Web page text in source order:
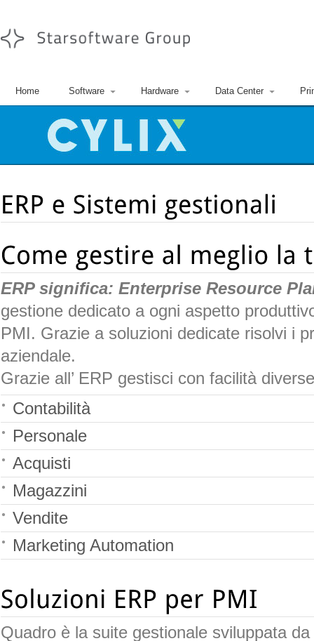
Home Software Hardware Data Center
ERP significa: Enterprise Resource
gestione dedicato a ogni aspetto
PMI. Grazie a soluzioni dedicate risolvi i
aziendale.
Grazie all’ ERP gestisci con facilità
Contabilità
Personale
Acquisti
Magazzini
Vendite
Marketing Automation
Quadro è la suite gestionale sviluppata